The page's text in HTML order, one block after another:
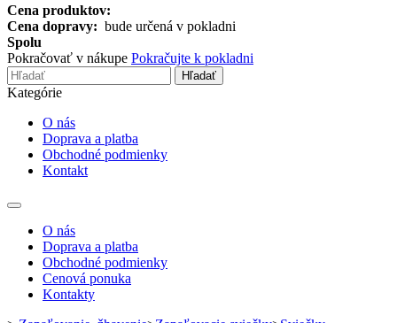
Cena produktov:
Cena dopravy: bude určená v pokladni
Spolu
Pokračovať v nákupe Pokračujte k pokladni
Hľadať
Kategórie
O nás
Doprava a platba
Obchodné podmienky
Kontakt
Toggle
navigationO nás
Doprava a platba
Obchodné podmienky
Cenová ponuka
Kontakty